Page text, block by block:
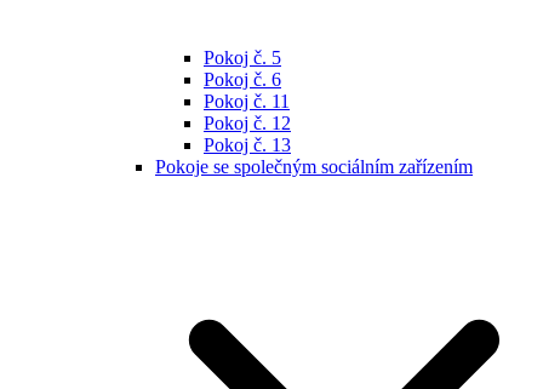
Pokoj č. 5
Pokoj č. 6
Pokoj č. 11
Pokoj č. 12
Pokoj č. 13
Pokoje se společným sociálním zařízením